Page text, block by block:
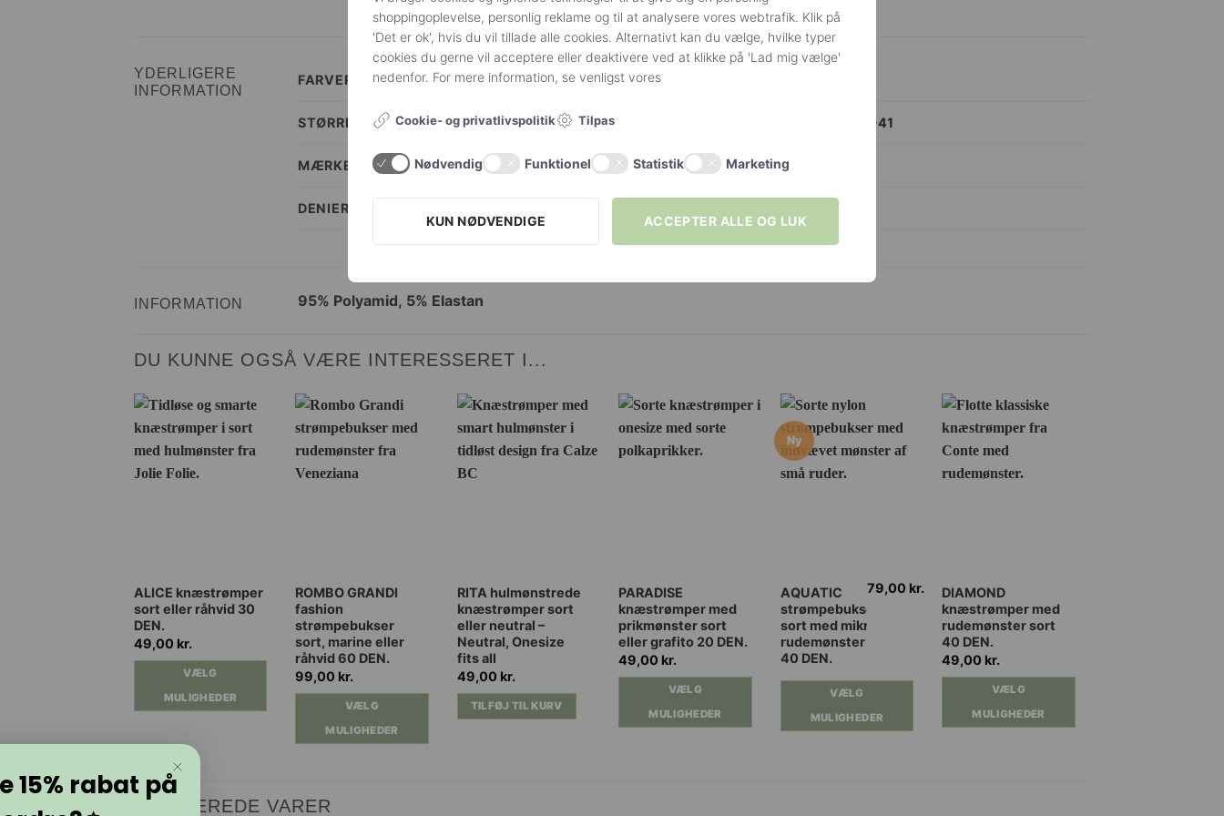
YDERLIGERE
INFORMATION
FARVER
STØRRELSES INTERVALLER Størrelsesinterval 37-41
MÆRKE Donna BC
DENIER
INFORMATION 95% Polyamid, 5% Elastan
DU KUNNE OGSÅ VÆRE INTERESSERET I...
ALICE knæstrømper
sort eller råhvid 30
DEN.
49,00 kr.
VÆLG
MULIGHEDER
Dette
vare
har
flere
varianter.
Mulighederne
varesiden
ROMBO GRANDI
fashion
strømpebukser
sort, marine eller
råhvid 60 DEN.
99,00 kr.
VÆLG
MULIGHEDER
Dette
vare
har
flere
varianter.
Mulighederne
vælges
RITA hulmønstrede
knæstrømper sort
eller neutral –
Neutral, Onesize
fits all
49,00 kr.
TILFØJ TIL KURV
PARADISE
knæstrømper med
prikmønster sort
eller grafito 20 DEN.
49,00 kr.
VÆLG
MULIGHEDER
Dette
vare
har
flere
varianter.
Mulighederne
Ny
AQUATIC
strømpebukser
sort med mikro
rudemønster
40 DEN.
79,00 kr.
VÆLG
MULIGHEDER
Dette
vare
har
flere
Mulighederne
DIAMOND
knæstrømper med
rudemønster sort
40 DEN.
49,00 kr.
VÆLG
MULIGHEDER
Dette
vare
har
flere
varianter.
Mulighederne
RELATEREDE VARER
shoppingoplevelse, personlig reklame og til at analysere vores webtrafik. Klik på
'Det er ok', hvis du vil tillade alle cookies. Alternativt kan du vælge, hvilke typer
cookies du gerne vil acceptere eller deaktivere ved at klikke på 'Lad mig vælge'
nedenfor. For mere information, se venligst vores
Cookie- og privatlivspolitik Tilpas
Nødvendig Funktionel Statistik Marketing
KUN NØDVENDIGE ACCEPTER ALLE OG LUK
Vil du have 15% rabat på